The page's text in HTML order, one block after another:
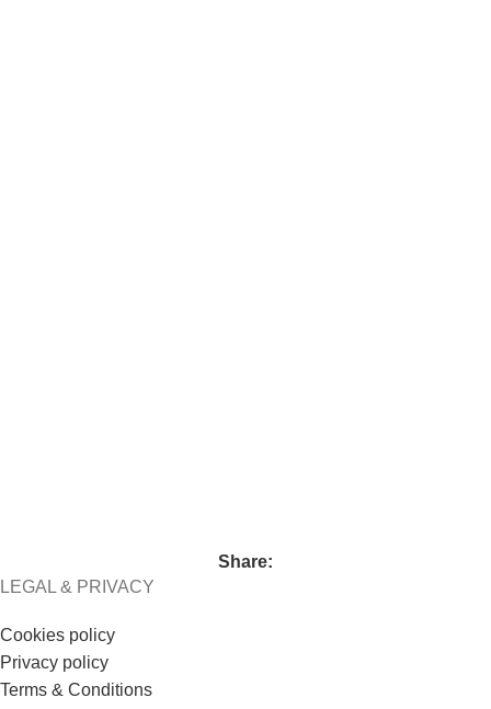
Share:
LEGAL & PRIVACY
Cookies policy
Privacy policy
Terms & Conditions